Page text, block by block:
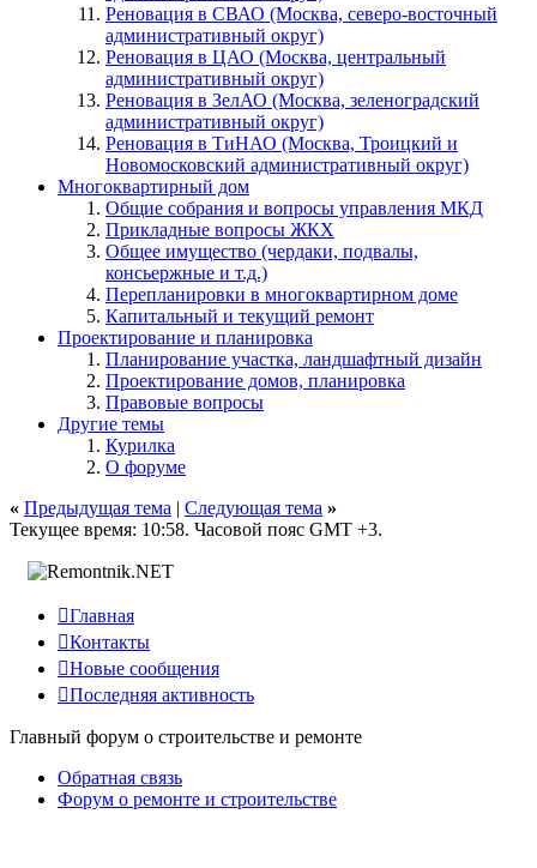
Реновация в СВАО (Москва, северо-восточный
административный округ)
Реновация в ЦАО (Москва, центральный
административный округ)
Реновация в ЗелАО (Москва, зеленоградский
административный округ)
Реновация в ТиНАО (Москва, Троицкий и
Новомосковский административный округ)
Многоквартирный дом
Общие собрания и вопросы управления МКД
Прикладные вопросы ЖКХ
Общее имущество (чердаки, подвалы,
консьержные и т.д.)
Перепланировки в многоквартирном доме
Капитальный и текущий ремонт
Проектирование и планировка
Планирование участка, ландшафтный дизайн
Проектирование домов, планировка
Правовые вопросы
Другие темы
Курилка
О форуме
« Предыдущая тема | Следующая тема »
Текущее время: 10:58. Часовой пояс GMT +3.
Главная
Контакты
Новые сообщения
Последняя активность
Главный форум о строительстве и ремонте
Обратная связь
Форум о ремонте и строительстве